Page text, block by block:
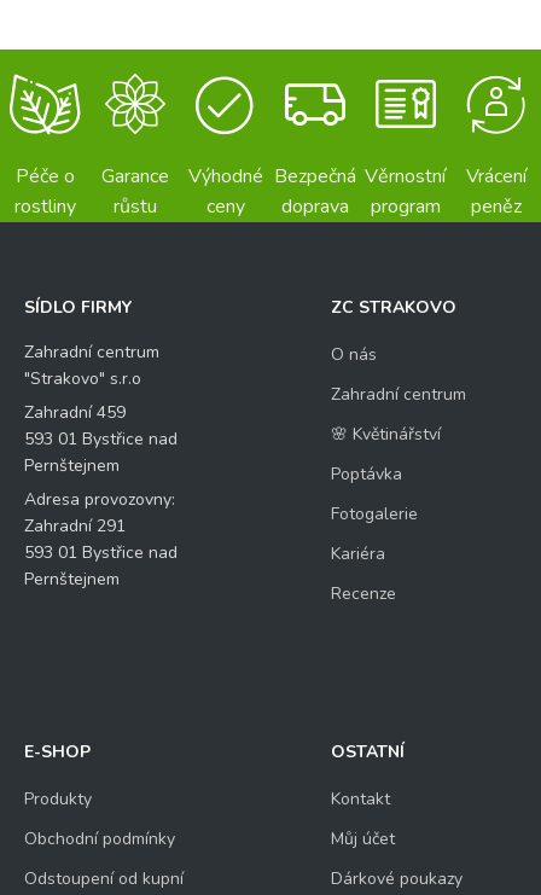
Péče o
rostliny
Garance
růstu
Výhodné
ceny
Bezpečná
doprava
Věrnostní
program
Vrácení
peněz
SÍDLO FIRMY
Zahradní centrum
"Strakovo" s.r.o
Zahradní 459
593 01 Bystřice nad
Pernštejnem
Adresa provozovny:
Zahradní 291
593 01 Bystřice nad
Pernštejnem
ZC STRAKOVO
O nás
Zahradní centrum
🌸 Květinářství
Poptávka
Fotogalerie
Kariéra
Recenze
E-SHOP
Produkty
Obchodní podmínky
Odstoupení od kupní
OSTATNÍ
Kontakt
Můj účet
Dárkové poukazy